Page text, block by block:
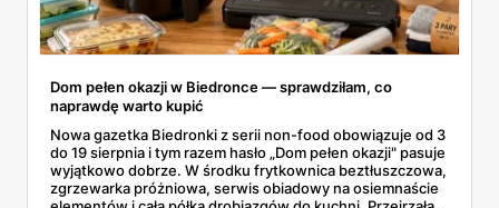
Dom pełen okazji w Biedronce — sprawdziłam, co
naprawdę warto kupić
Nowa gazetka Biedronki z serii non-food obowiązuje od 3
do 19 sierpnia i tym razem hasło „Dom pełen okazji" pasuje
wyjątkowo dobrze. W środku frytkownica beztłuszczowa,
zgrzewarka próżniowa, serwis obiadowy na osiemnaście